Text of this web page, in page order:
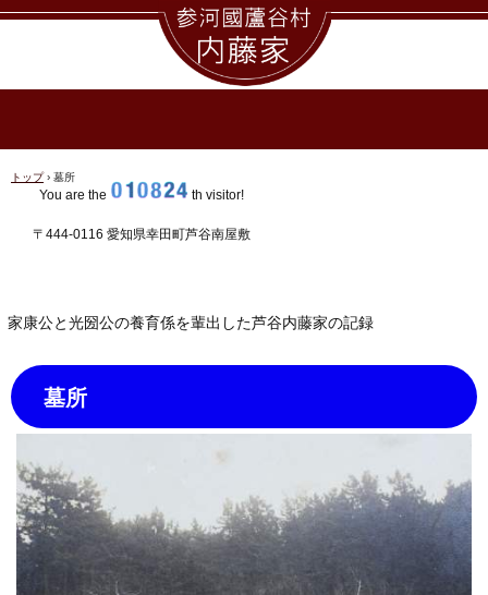
家康公と光圀公の養育係を輩出した芦谷内藤家の記録
You are the th visitor!
〒444-0116 愛知県幸田町芦谷南屋敷
トップ › 墓所
墓所